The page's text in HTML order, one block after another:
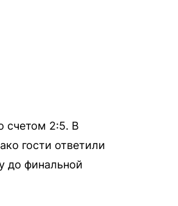
счетом 2:5. В
гости ответили
до финальной